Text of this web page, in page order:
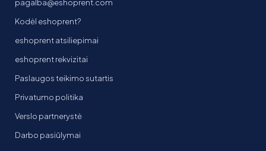
pagalba@eshoprent.com
Kodėl eshoprent?
eshoprent atsiliepimai
eshoprent rekvizitai
Paslaugos teikimo sutartis
Privatumo politika
Verslo partnerystė
Darbo pasiūlymai